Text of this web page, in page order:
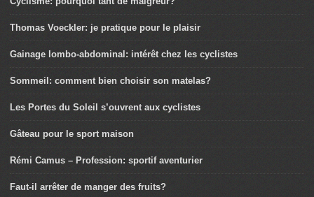
Thomas Voeckler: je pratique pour le plaisir
Gainage lombo-abdominal: intérêt chez les cyclistes
Sommeil: comment bien choisir son matelas?
Les Portes du Soleil s’ouvrent aux cyclistes
Gâteau pour le sport maison
Rémi Camus – Profession: sportif aventurier
Faut-il arrêter de manger des fruits?